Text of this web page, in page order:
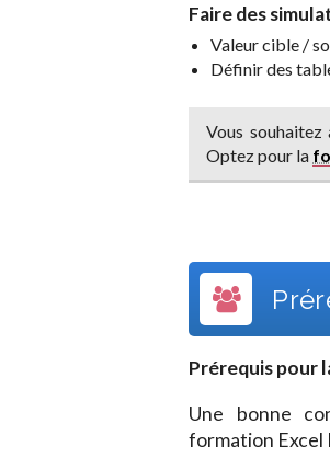
Faire des
Valeur cible /
Définir des
Vous
Optez pour la
Prérequis pour
Une bonne
formation